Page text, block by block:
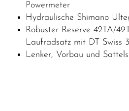
Powermeter
Hydraulische Shimano
Robuster Reserve 42TA/
Laufradsatz mit DT Swiss
Lenker, Vorbau und